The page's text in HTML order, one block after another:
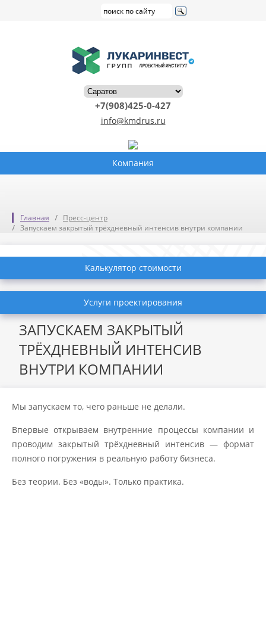
+7(908)425-0-427
info@kmdrus.ru
Компания
Главная
Пресс-центр
Запускаем закрытый трёхдневный интенсив внутри компании
Калькулятор стоимости
Услуги проектирования
ЗАПУСКАЕМ ЗАКРЫТЫЙ
ТРЁХДНЕВНЫЙ ИНТЕНСИВ
ВНУТРИ КОМПАНИИ
Мы запускаем то, чего раньше не делали.
Впервые открываем внутренние процессы компании и
проводим закрытый трёхдневный интенсив — формат
полного погружения в реальную работу бизнеса.
Без теории. Без «воды». Только практика.